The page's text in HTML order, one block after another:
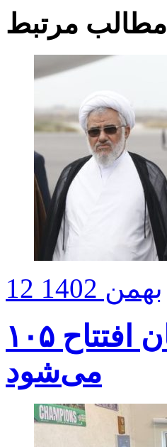
مطالب مرتبط
12 بهمن 1402
۱۰۵ هزار میلیارد تومان پروژه در هرمزگان افتتاح
می‌شود